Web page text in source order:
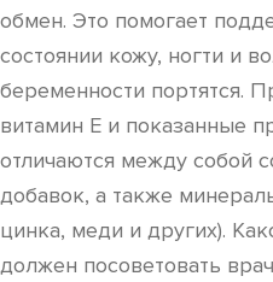
обмен. Это помогает
состоянии кожу, ногти и
беременности портятся.
витамин Е и показанные
отличаются между собой
добавок, а также
цинка, меди и других).
должен посоветовать